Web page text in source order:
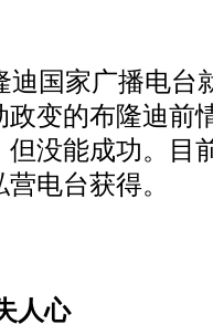
国家广播电台
变的布隆迪前
没能成功。目
电台获得。
人心